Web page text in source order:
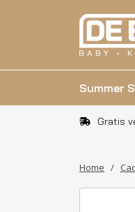
Summer
Gratis
Home /